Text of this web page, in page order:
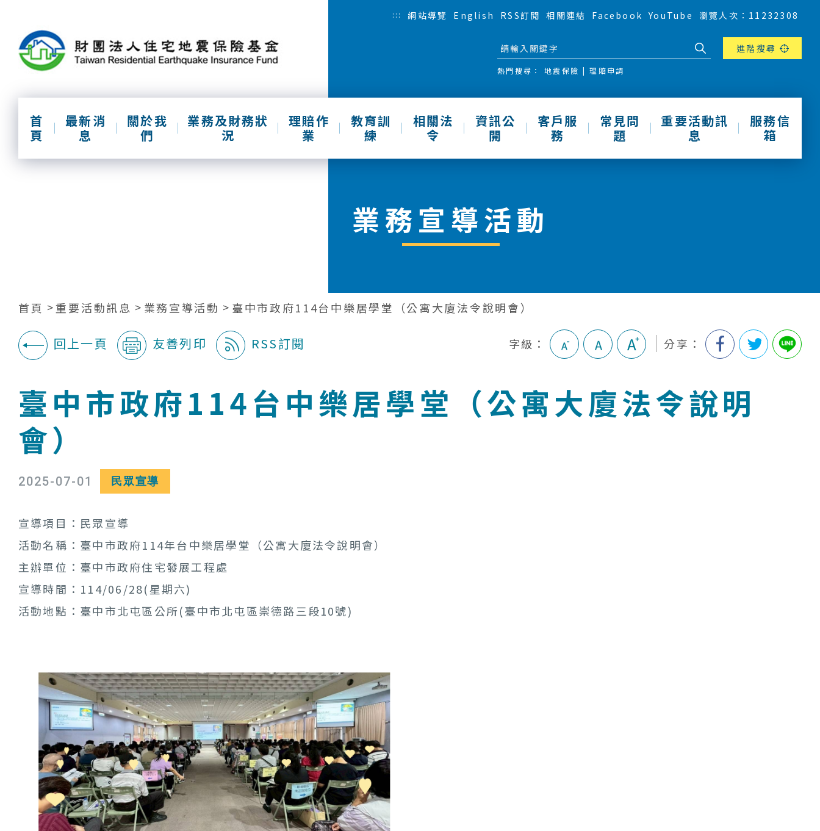
::: 網站導覽 English RSS訂閱 相關連結 Facebook YouTube 瀏覽人次：11232308
進階搜尋
熱門搜尋： 地震保險 理賠申請
首
頁
最新消
息
關於我
們
業務及財務狀
況
理賠作
業
教育訓
練
相關法
令
資訊公
開
客戶服
務
常見問
題
重要活動訊
息
服務信
箱
業務宣導活動
首頁 重要活動訊息 業務宣導活動 臺中市政府114台中樂居學堂（公寓大廈法令說明會）
回上一頁 友善列印 RSS訂閱 字級： 分享：
臺中市政府114台中樂居學堂（公寓大廈法令說明
會）
2025-07-01 民眾宣導
宣導項目：民眾宣導
活動名稱：臺中市政府114年台中樂居學堂（公寓大廈法令說明會）
主辦單位：臺中市政府住宅發展工程處
宣導時間：114/06/28(星期六)
活動地點：臺中市北屯區公所(臺中市北屯區崇德路三段10號)